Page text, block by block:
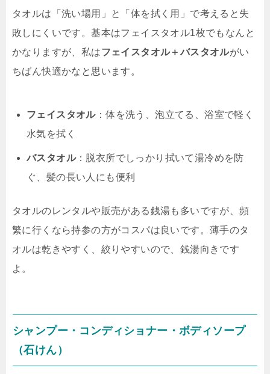
タオルは「洗い場用」と「体を拭く用」で考えると失
敗しにくいです。基本はフェイスタオル1枚でもなんと
かなりますが、私はフェイスタオル＋バスタオルがい
ちばん快適かなと思います。
フェイスタオル：体を洗う、泡立てる、浴室で軽く
水気を拭く
バスタオル：脱衣所でしっかり拭いて湯冷めを防
ぐ、髪の長い人にも便利
タオルのレンタルや販売がある銭湯も多いですが、頻
繁に行くなら持参の方がコスパは良いです。薄手のタ
オルは乾きやすく、絞りやすいので、銭湯向きです
よ。
シャンプー・コンディショナー・ボディソープ
（石けん）